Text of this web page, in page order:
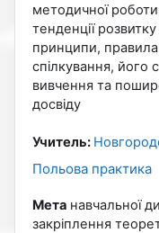
методичної
тенденції
принципи, правила
спілкування, його
вивчення та
досвіду
Учитель:
Польова практика
Мета навчальної
закріплення